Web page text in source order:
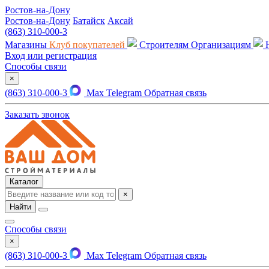
Ростов-на-Дону
Ростов-на-Дону Батайск Аксай
(863) 310-000-3
Магазины Клуб покупателей Строителям Организациям
Вход или регистрация
Способы связи
×
(863) 310-000-3 Max Telegram Обратная связь
Заказать звонок
Каталог
×
Найти
Способы связи
×
(863) 310-000-3 Max Telegram Обратная связь